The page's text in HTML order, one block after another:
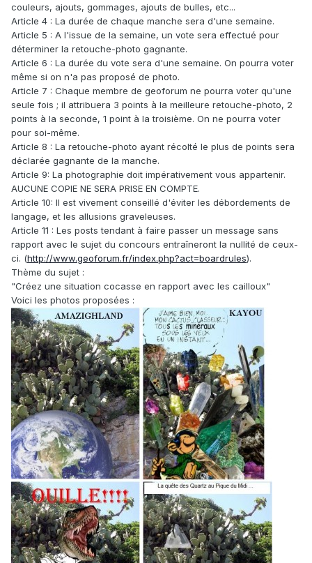
couleurs, ajouts, gommages, ajouts de bulles, etc...
Article 4 : La durée de chaque manche sera d'une semaine.
Article 5 : A l'issue de la semaine, un vote sera effectué pour
déterminer la retouche-photo gagnante.
Article 6 : La durée du vote sera d'une semaine. On pourra voter
même si on n'a pas proposé de photo.
Article 7 : Chaque membre de geoforum ne pourra voter qu'une
seule fois ; il attribuera 3 points à la meilleure retouche-photo, 2
points à la seconde, 1 point à la troisième. On ne pourra voter
pour soi-même.
Article 8 : La retouche-photo ayant récolté le plus de points sera
déclarée gagnante de la manche.
Article 9: La photographie doit impérativement vous appartenir.
AUCUNE COPIE NE SERA PRISE EN COMPTE.
Article 10: Il est vivement conseillé d'éviter les débordements de
langage, et les allusions graveleuses.
Article 11 : Les posts tendant à faire passer un message sans
rapport avec le sujet du concours entraîneront la nullité de ceux-
ci. (http://www.geoforum.fr/index.php?act=boardrules).
Thème du sujet :
"Créez une situation cocasse en rapport avec les cailloux"
Voici les photos proposées :